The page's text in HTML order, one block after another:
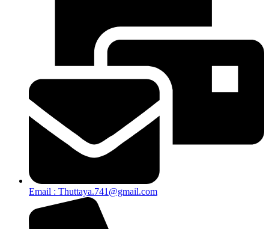
Email : Thuttaya.741@gmail.com